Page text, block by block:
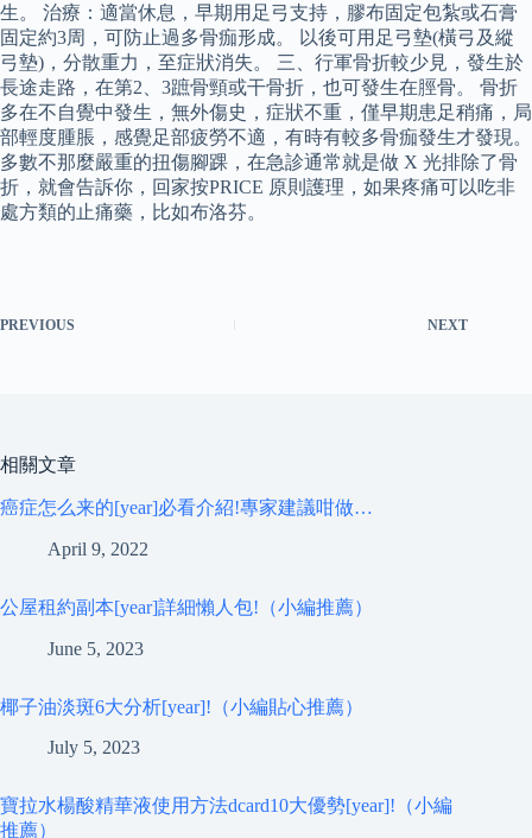
生。 治療：適當休息，早期用足弓支持，膠布固定包紮或石膏
固定約3周，可防止過多骨痂形成。 以後可用足弓墊(橫弓及縱
弓墊)，分散重力，至症狀消失。 三、行軍骨折較少見，發生於
長途走路，在第2、3蹠骨頸或干骨折，也可發生在脛骨。 骨折
多在不自覺中發生，無外傷史，症狀不重，僅早期患足稍痛，局
部輕度腫脹，感覺足部疲勞不適，有時有較多骨痂發生才發現。
多數不那麼嚴重的扭傷腳踝，在急診通常就是做 X 光排除了骨
折，就會告訴你，回家按PRICE 原則護理，如果疼痛可以吃非
處方類的止痛藥，比如布洛芬。
PREVIOUS NEXT
相關文章
癌症怎么来的[year]必看介紹!專家建議咁做…
April 9, 2022
公屋租約副本[year]詳細懶人包!（小編推薦）
June 5, 2023
椰子油淡斑6大分析[year]!（小編貼心推薦）
July 5, 2023
寶拉水楊酸精華液使用方法dcard10大優勢[year]!（小編
推薦）